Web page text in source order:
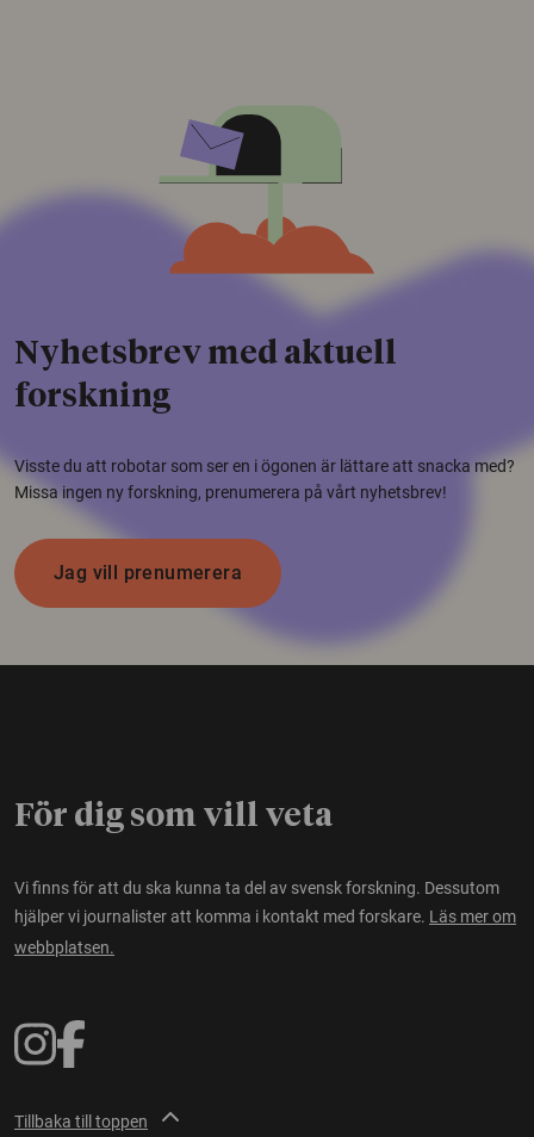
Nyhetsbrev med aktuell
forskning
Visste du att robotar som ser en i ögonen är lättare att snacka med?
Missa ingen ny forskning, prenumerera på vårt nyhetsbrev!
Jag vill prenumerera
För dig som vill veta
Vi finns för att du ska kunna ta del av svensk forskning. Dessutom
hjälper vi journalister att komma i kontakt med forskare. Läs mer om
webbplatsen.
Tillbaka till toppen